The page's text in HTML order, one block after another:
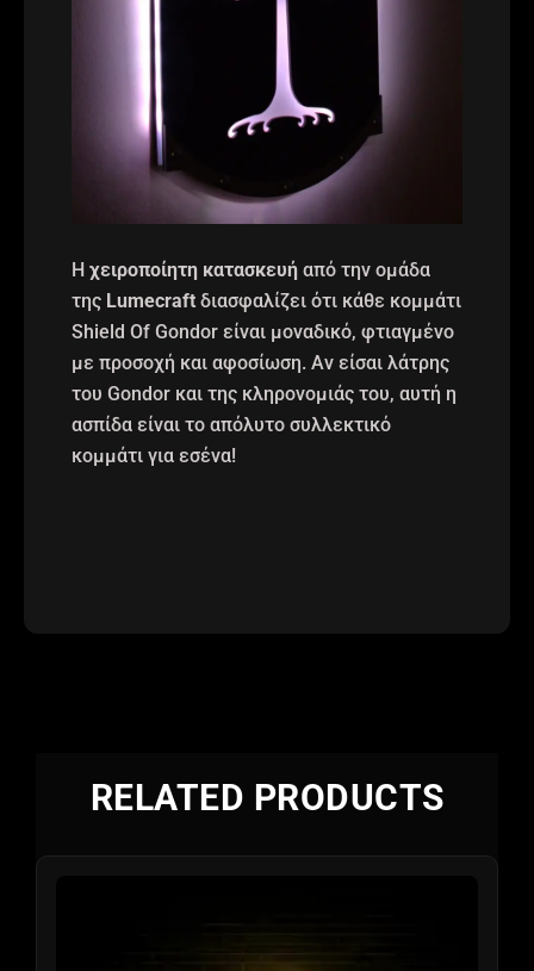
Η χειροποίητη κατασκευή από την ομάδα
της Lumecraft διασφαλίζει ότι κάθε κομμάτι
Shield Of Gondor είναι μοναδικό, φτιαγμένο
με προσοχή και αφοσίωση. Αν είσαι λάτρης
του Gondor και της κληρονομιάς του, αυτή η
ασπίδα είναι το απόλυτο συλλεκτικό
κομμάτι για εσένα!
RELATED PRODUCTS